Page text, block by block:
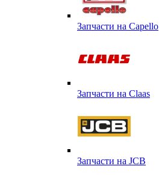
Запчасти на Capello
Запчасти на Сlaas
Запчасти на JCB